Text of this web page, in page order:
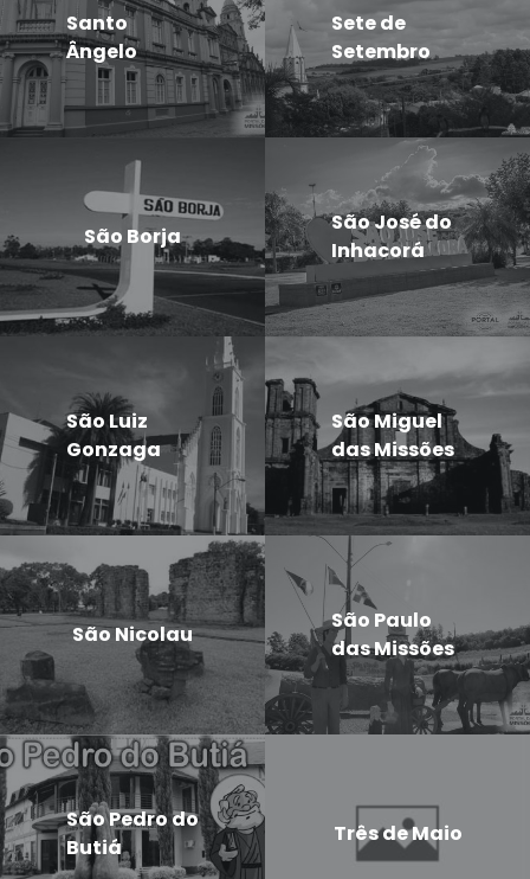
Santo
Ângelo
Sete de
Setembro
São Borja
São José do
Inhacorá
São Luiz
Gonzaga
São Miguel
das Missões
São Nicolau
São Paulo
das Missões
São Pedro do
Butiá
Três de Maio